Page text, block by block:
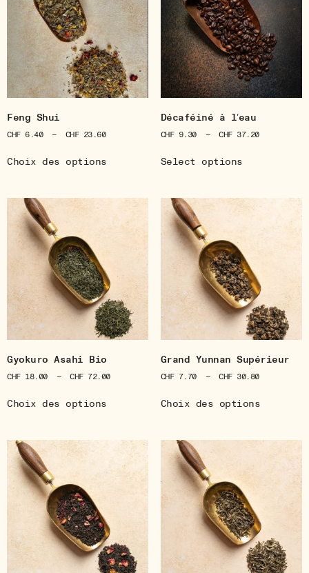
Feng Shui
CHF6.40 – CHF23.60
Choix des options
Décaféiné à l’eau
CHF9.30 – CHF37.20
Select options
Gyokuro Asahi Bio
CHF18.00 – CHF72.00
Choix des options
Grand Yunnan Supérieur
CHF7.70 – CHF30.80
Choix des options